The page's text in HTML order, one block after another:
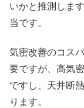
いかと推測しま
当です。
気密改善のコス
要ですが、高気
ですし、天井断
ります。